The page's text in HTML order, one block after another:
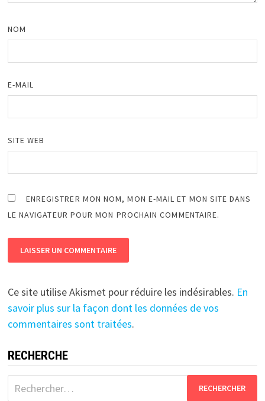
NOM
E-MAIL
SITE WEB
ENREGISTRER MON NOM, MON E-MAIL ET MON SITE DANS
LE NAVIGATEUR POUR MON PROCHAIN COMMENTAIRE.
Ce site utilise Akismet pour réduire les indésirables. En
savoir plus sur la façon dont les données de vos
commentaires sont traitées.
RECHERCHE
Rechercher :